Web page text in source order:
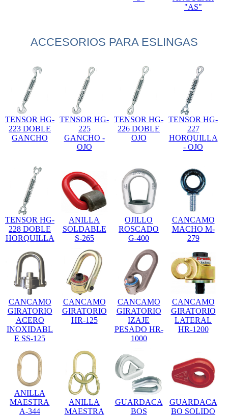
"AS"
ACCESORIOS PARA ESLINGAS
TENSOR HG-
223 DOBLE
GANCHO
TENSOR HG-
225
GANCHO -
OJO
TENSOR HG-
226 DOBLE
OJO
TENSOR HG-
227
HORQUILLA
- OJO
TENSOR HG-
228 DOBLE
HORQUILLA
ANILLA
SOLDABLE
S-265
OJILLO
ROSCADO
G-400
CANCAMO
MACHO M-
279
CANCAMO
GIRATORIO
ACERO
INOXIDABL
E SS-125
CANCAMO
GIRATORIO
HR-125
CANCAMO
GIRATORIO
IZAJE
PESADO HR-
1000
CANCAMO
GIRATORIO
LATERAL
HR-1200
ANILLA
MAESTRA
A-344
ANILLA
MAESTRA
GUARDACA
BOS
GUARDACA
BO SOLIDO